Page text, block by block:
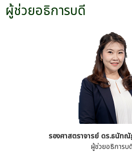
ผู้ช่วยอธิการบดี
รองศาสตราจารย์ ดร.ธนัท
ผู้ช่วยอธิการบ